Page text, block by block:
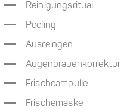
Reinigungsritual
Peeling
Ausreingen
Augenbrauenkorrektur
Frischeampulle
Frischemaske